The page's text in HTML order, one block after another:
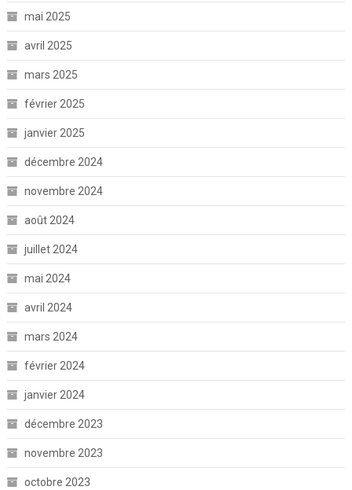
mai 2025
avril 2025
mars 2025
février 2025
janvier 2025
décembre 2024
novembre 2024
août 2024
juillet 2024
mai 2024
avril 2024
mars 2024
février 2024
janvier 2024
décembre 2023
novembre 2023
octobre 2023